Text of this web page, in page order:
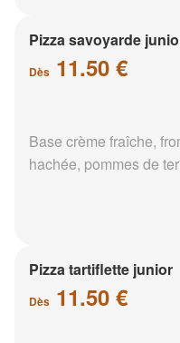
Pizza savoyarde
Dès 11.50 €
Base crème fraîche,
hachée, pommes de
Pizza tartiflette junior
Dès 11.50 €